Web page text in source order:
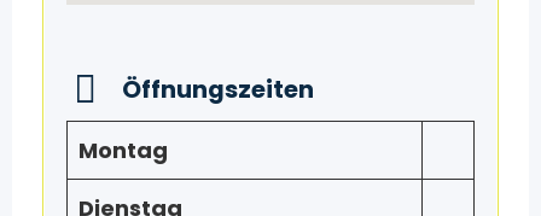
Öffnungszeiten
Montag
Dienstag